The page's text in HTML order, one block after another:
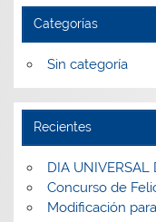
Categorías
Sin categoría
Recientes
DIA UNIVERSAL
Concurso de
Modificación